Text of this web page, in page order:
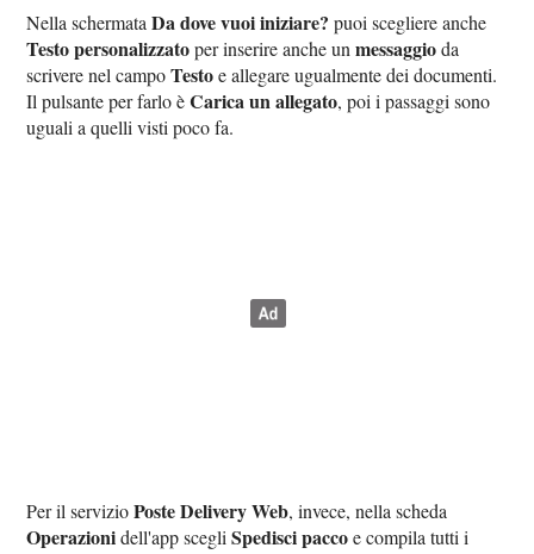
Nella schermataDa dove vuoi iniziare? puoi scegliere anche
Testo personalizzatoper inserire anche unmessaggioda
scrivere nel campoTestoe allegare ugualmente dei documenti.
Il pulsante per farlo èCarica un allegato, poi i passaggi sono
uguali a quelli visti poco fa.
Per il servizioPoste Delivery Web, invece, nella scheda
Operazionidell'app scegliSpedisci paccoe compila tutti i